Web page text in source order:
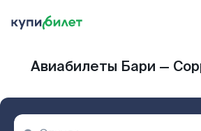
Авиабилеты Бари —